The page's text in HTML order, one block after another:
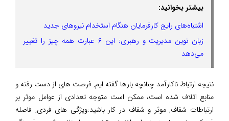
بیشتر بخوانید:
اشتباه‌های رایج کارفرمایان هنگام استخدام نیروهای جدید
زبان نوین مدیریت و رهبری: این ۶ عبارت همه چیز را تغییر
می‌دهد
نتیجه ارتباط ناکارآمد چنانچه بارها گفته ایم, فرصت های از دست رفته و
منابع اتلاف شده است، ممکن است متوجه تعدادی از عوامل موثر بر
ارتباطات شفاف, موثر و شفاف در کار باشید:ویژگی های فردی, فاصله